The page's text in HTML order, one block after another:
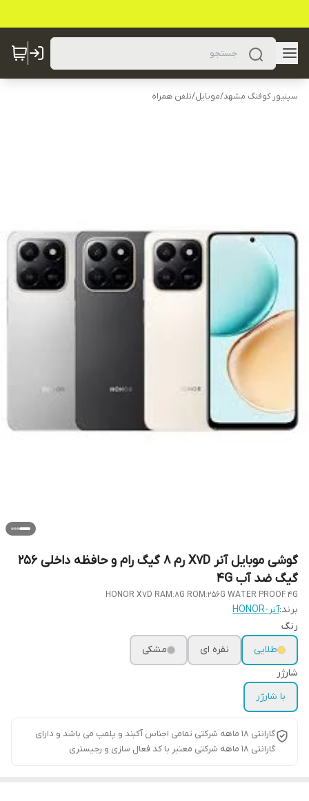
سینیور کوفنگ مشهد/موبایل/تلفن همراه
گوشی موبایل آنر X7D رم 8 گیگ رام و حافظه داخلی 256
گیگ ضد آب 4G
HONOR X7D RAM:8G ROM:256G WATER PROOF 4G
برند:آنر-HONOR
رنگ
طلایی
نقره ای
مشکی
شارژر
با شارژر
گارانتی ۱۸ ماهه شرکتی تمامی اجناس آکبند و پلمپ می باشد و دارای
گارانتی ۱۸ ماهه شرکتی معتبر با کد فعال سازی و رجیستری